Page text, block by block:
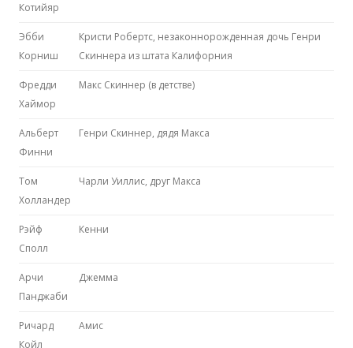
Котийяр
Эбби
Корниш
Кристи Робертс, незаконнорожденная дочь Генри
Скиннера из штата Калифорния
Фредди
Хаймор
Макс Скиннер (в детстве)
Альберт
Финни
Генри Скиннер, дядя Макса
Том
Холландер
Чарли Уиллис, друг Макса
Рэйф
Сполл
Кенни
Арчи
Панджаби
Джемма
Ричард
Койл
Амис